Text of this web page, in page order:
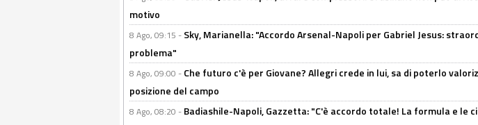
motivo
8 Ago, 09:15 - Sky, Marianella: "Accordo Arsenal-Napoli per Gabriel Jesus:
problema"
8 Ago, 09:00 - Che futuro c'è per Giovane? Allegri crede in lui, sa di poterlo
posizione del campo
8 Ago, 08:20 - Badiashile-Napoli, Gazzetta: "C'è accordo totale! La formula e